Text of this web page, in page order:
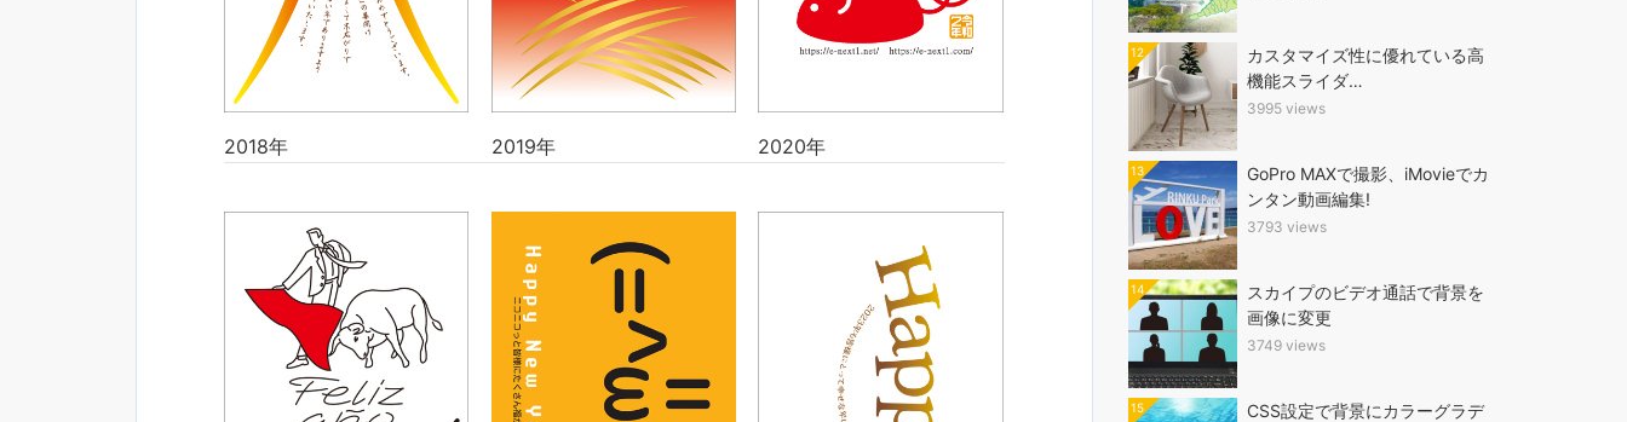
2018年 2019年 2020年
12
カスタマイズ性に優れている高
機能スライダ…
3995 views
13
GoPro MAXで撮影、iMovieでカ
ンタン動画編集!
3793 views
14
スカイプのビデオ通話で背景を
画像に変更
3749 views
15
CSS設定で背景にカラーグラデ